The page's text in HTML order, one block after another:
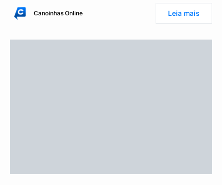
Canoinhas Online Leia mais